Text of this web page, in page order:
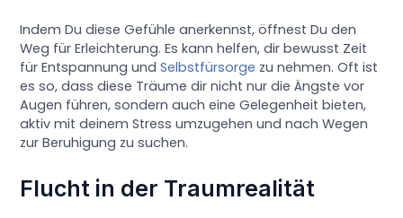
Indem Du diese Gefühle anerkennst, öffnest Du den
Weg für Erleichterung. Es kann helfen, dir bewusst Zeit
für Entspannung undSelbstfürsorge zu nehmen. Oft ist
es so, dass diese Träume dir nicht nur die Ängste vor
Augen führen, sondern auch eine Gelegenheit bieten,
aktiv mit deinem Stress umzugehen und nach Wegen
zur Beruhigung zu suchen.
Flucht in der Traumrealität